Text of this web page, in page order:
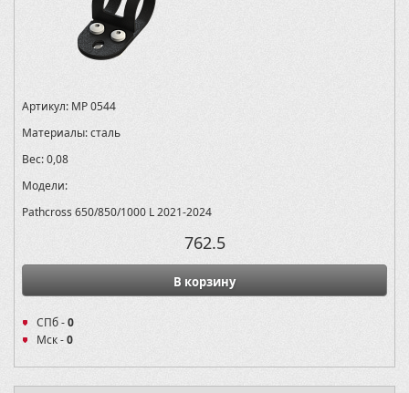
Артикул: MP 0544
Материалы:сталь
Вес:0,08
Модели:
Pathcross 650/850/1000 L 2021-2024
762.5
В корзину
СПб -0
Мск -0